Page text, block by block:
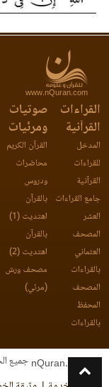
www.nQuran.com
القراءات
القرآنية
المدخل
للقراءات
القرآنية
جامع القراءات
العشر
المصحف
العثماني
بالقراءات
المصحف
المحفظ
بالقراءات
صوتيات
ومرئيات
القرآن الكريم
محاضرات
ودروس
بالقرآن
اهتديت (1)
بالقرآن
اهتديت (2)
مصحف ورش
(مرئي)
جميع